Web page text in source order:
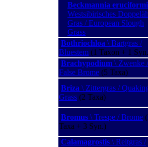
Beckmannia
Westsibirisches
Gras / European Slough
Grass
Bothriochloa \ Bartgras /
Bluestem (1 Taxon + 1
Brachypodium \ Zwenke /
False Brome (5 Taxa)
Briza \ Zittergras /
Grass (2 Taxa)
Bromus \ Trespe / Brome
Taxa + 3 Syn.)
Calamagrostis \ Reitgras /